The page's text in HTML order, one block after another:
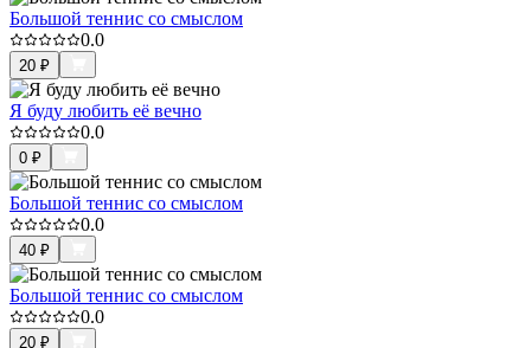
Большой теннис со смыслом
0.0
20 ₽
Я буду любить её вечно
0.0
0 ₽
Большой теннис со смыслом
0.0
40 ₽
Большой теннис со смыслом
0.0
20 ₽